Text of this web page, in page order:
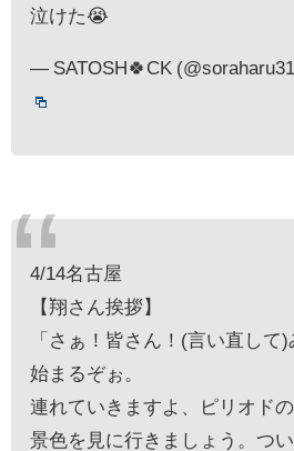
泣けた😭
— SATOSH🍀CK
4/14名古屋
【翔さん挨拶】
「さぁ！皆さん！(言い直して
始まるぞぉ。
連れていきますよ、ピリオド
景色を見に行きましょう。つ